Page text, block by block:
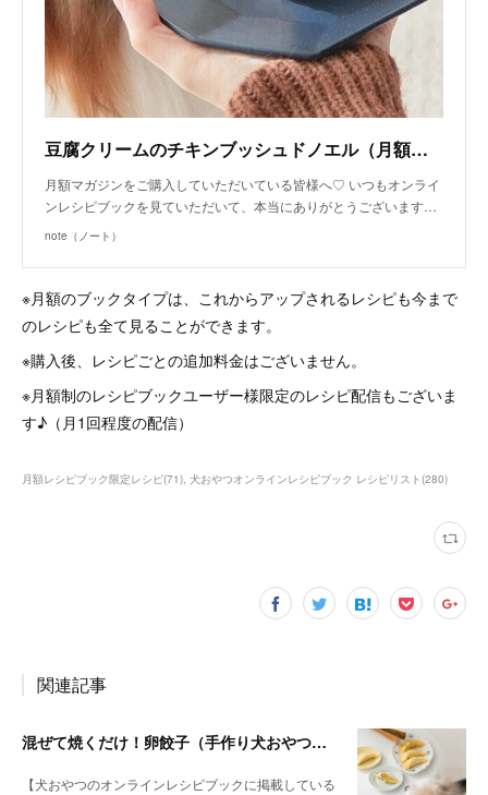
豆腐クリームのチキンブッシュドノエル（月額限定♡手作り犬ごはんレシピ）｜いちかわあやこ（犬ごはん先生）｜note
月額マガジンをご購入していただいている皆様へ♡ いつもオンライ
ンレシピブックを見ていただいて、本当にありがとうございます…
note（ノート）
※月額のブックタイプは、これからアップされるレシピも今まで
のレシピも全て見ることができます。
※購入後、レシピごとの追加料金はございません。
※月額制のレシピブックユーザー様限定のレシピ配信もございま
す♪（月1回程度の配信）
月額レシピブック限定レシピ(71) 犬おやつオンラインレシピブック レシピリスト(280)
関連記事
混ぜて焼くだけ！卵餃子（手作り犬おやつレシピ）
【犬おやつのオンラインレシピブックに掲載している